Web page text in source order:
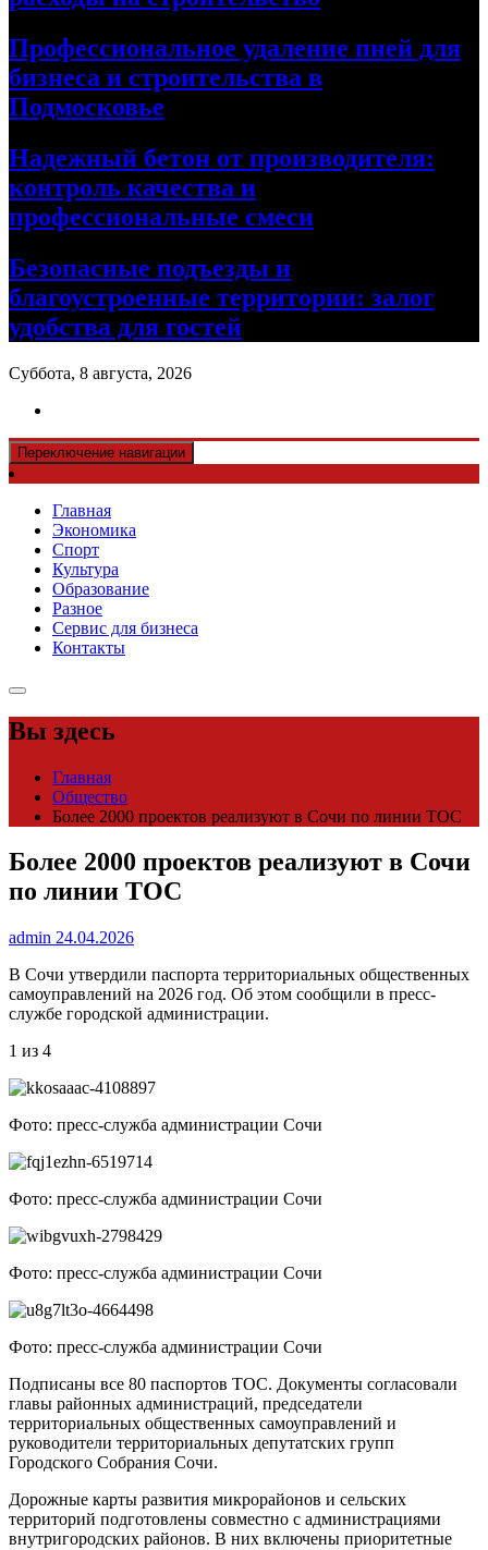
Профессиональное удаление пней для
бизнеса и строительства в
Подмосковье
Надежный бетон от производителя:
контроль качества и
профессиональные смеси
Безопасные подъезды и
благоустроенные территории: залог
удобства для гостей
Суббота, 8 августа, 2026
Переключение навигации
Главная
Экономика
Спорт
Культура
Образование
Разное
Сервис для бизнеса
Контакты
Вы здесь
Главная
Общество
Более 2000 проектов реализуют в Сочи по линии ТОС
Более 2000 проектов реализуют в Сочи
по линии ТОС
admin 24.04.2026
В Сочи утвердили паспорта территориальных общественных
самоуправлений на 2026 год. Об этом сообщили в пресс-
службе городской администрации.
1 из 4
Фото: пресс-служба администрации Сочи
Фото: пресс-служба администрации Сочи
Фото: пресс-служба администрации Сочи
Фото: пресс-служба администрации Сочи
Подписаны все 80 паспортов ТОС. Документы согласовали
главы районных администраций, председатели
территориальных общественных самоуправлений и
руководители территориальных депутатских групп
Городского Собрания Сочи.
Дорожные карты развития микрорайонов и сельских
территорий подготовлены совместно с администрациями
внутригородских районов. В них включены приоритетные